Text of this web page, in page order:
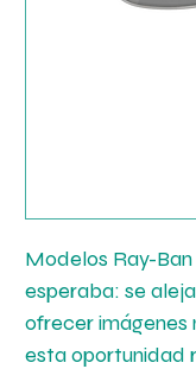
Modelos Ray-
esperaba: se
ofrecer imágenes
esta oportunidad